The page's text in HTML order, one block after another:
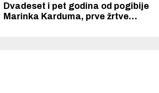
Dvadeset i pet godina od pogibije
Marinka Karduma, prve žrtve